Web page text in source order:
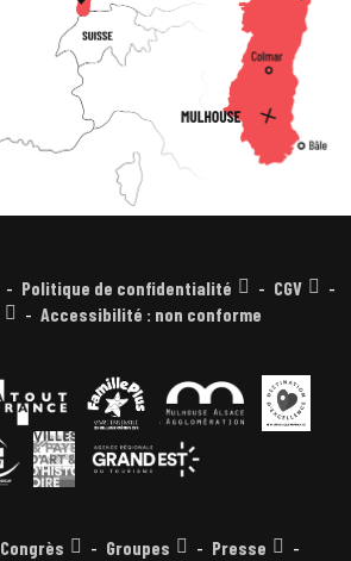
Politique de confidentialité
CGV
Accessibilité : non conforme
Congrès Groupes Presse